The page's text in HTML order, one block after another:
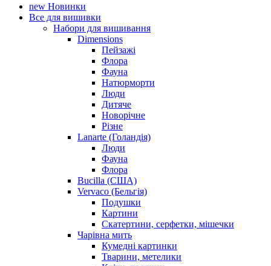
new Новинки
Все для вишивки
Набори для вишивання
Dimensions
Пейзажі
Флора
Фауна
Натюрморти
Люди
Дитяче
Новорічне
Різне
Lanarte (Голандія)
Люди
Фауна
Флора
Bucilla (США)
Vervaco (Бельгія)
Подушки
Картини
Скатертини, серфетки, мішечки
Чарiвна мить
Кумедні картинки
Тварини, метелики